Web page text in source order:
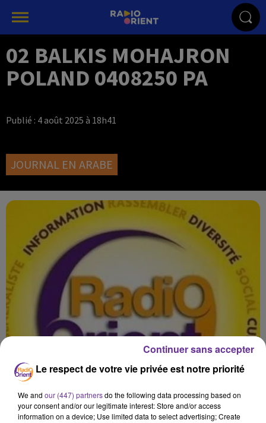
02 BALKIS MOHAJRON
POLAND 0408250 PA
Publié : 4 août 2025 à 18h41
JOURNAL EN ARABE
Le respect de votre vie privée est notre priorité
We and our (447) partnersdo the following data processing based on
your consent and/or our legitimate interest: Store and/or access
information on a device; Use limited data to select advertising; Create
Continuer sans accepter